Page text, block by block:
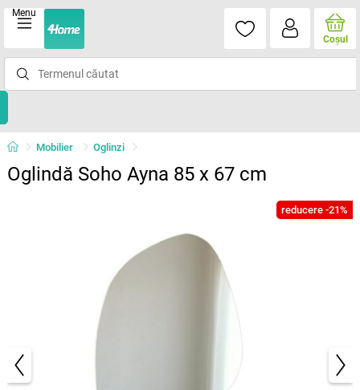
Menu
Coşul
Mobilier Oglinzi
Oglindă Soho Ayna 85 x 67 cm
reducere -21%